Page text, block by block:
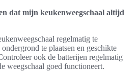
dat mijn keukenweegschaal altijd
regelmatig te
te plaatsen en geschikte
ook de batterijen regelmatig
weegschaal goed functioneert.